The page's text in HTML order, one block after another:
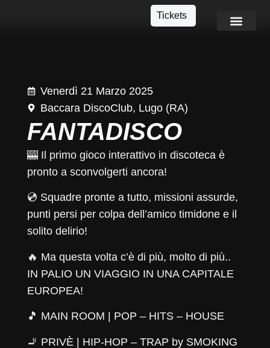
Tickets
Venerdì 21 Marzo 2025
Baccara DiscoClub, Lugo (RA)
FANTADISCO
🎰 Il primo gioco interattivo in discoteca è
pronto a sconvolgerti ancora!
💿 Squadre pronte a tutto, missioni assurde,
punti persi per colpa dell’amico timidone e il
solito delirio!
🔥 Ma questa volta c’è di più, molto di più..
IN PALIO UN VIAGGIO IN UNA CAPITALE
EUROPEA!
🎵 MAIN ROOM | POP – HITS – HOUSE
🚬 PRIVÈ | HIP-HOP – TRAP by SMOKING